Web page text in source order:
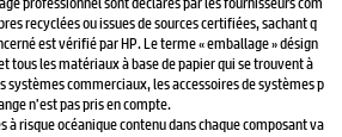
recyclées ou issues de sources certifiées, sachant q
est vérifié par HP. Le terme « emballage » désign
tous les matériaux à base de papier qui se trouvent à
systèmes commerciaux, les accessoires de systèmes p
n’est pas pris en compte.
à risque océanique contenu dans chaque composant va